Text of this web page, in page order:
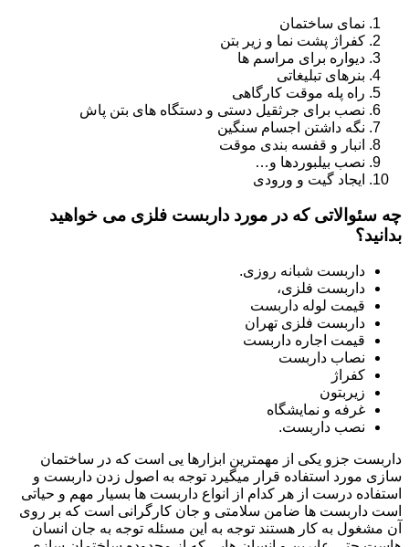
نمای ساختمان
کفراژ پشت نما و زیر بتن
دیواره برای مراسم ها
بنرهای تبلیغاتی
راه پله موقت کارگاهی
نصب برای جرثقیل دستی و دستگاه های بتن پاش
نگه داشتن اجسام سنگین
انبار و قفسه بندی موقت
نصب بیلبوردها و…
ایجاد گیت و ورودی
چه سئوالاتی که در مورد داربست فلزی می خواهید
بدانید؟
داربست شبانه روزی.
داربست فلزی،
قیمت لوله داربست
داربست فلزی تهران
قیمت اجاره داربست
نصاب داربست
کفراژ
زیربتون
غرفه و نمایشگاه
نصب داربست.
داربست جزو یکی از مهمترین ابزارها یی است که در ساختمان
سازی مورد استفاده قرار میگیرد توجه به اصول زدن داربست و
استفاده درست از هر کدام از انواع داربست ها بسیار مهم و حیاتی
است داربست ها ضامن سلامتی و جان کارگرانی است که بر روی
آن مشغول به کار هستند توجه به این مسئله توجه به جان انسان